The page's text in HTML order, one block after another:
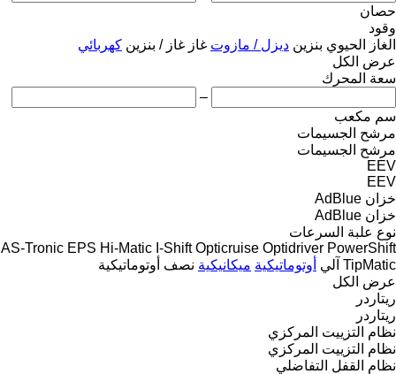
حصان
وقود
الغاز الحيوي بنزين ديزل / مازوت غاز غاز / بنزين كهربائي
عرض الكل
سعة المحرك
–
سم مكعب
مرشح الجسيمات
مرشح الجسيمات
EEV
EEV
خزان AdBlue
خزان AdBlue
نوع علبة السرعات
AS-Tronic EPS Hi-Matic I-Shift Opticruise Optidriver PowerShift
TipMatic آلي أوتوماتيكية ميكانيكية نصف أوتوماتيكية
عرض الكل
ريتاردر
ريتاردر
نظام التزييت المركزي
نظام التزييت المركزي
نظام القفل التفاضلي